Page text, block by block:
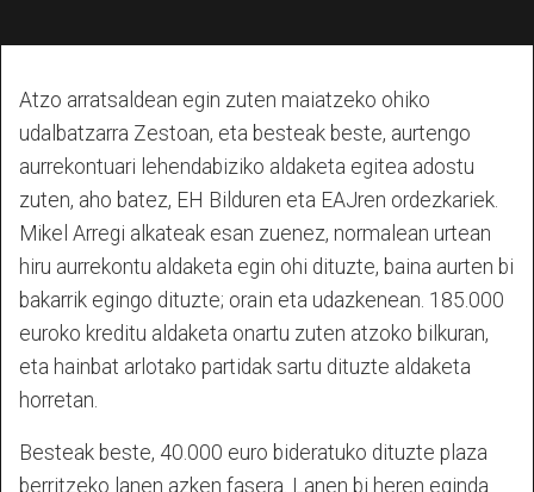
Atzo arratsaldean egin zuten maiatzeko ohiko
udalbatzarra Zestoan, eta besteak beste, aurtengo
aurrekontuari lehendabiziko aldaketa egitea adostu
zuten, aho batez, EH Bilduren eta EAJren ordezkariek.
Mikel Arregi alkateak esan zuenez, normalean urtean
hiru aurrekontu aldaketa egin ohi dituzte, baina aurten bi
bakarrik egingo dituzte; orain eta udazkenean. 185.000
euroko kreditu aldaketa onartu zuten atzoko bilkuran,
eta hainbat arlotako partidak sartu dituzte aldaketa
horretan.
Besteak beste, 40.000 euro bideratuko dituzte plaza
berritzeko lanen azken fasera. Lanen bi heren eginda